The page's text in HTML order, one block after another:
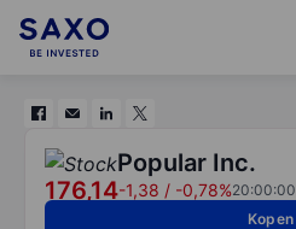
Popular Inc.
176,14-1,38 / -0,78%20:00:00
Kopen